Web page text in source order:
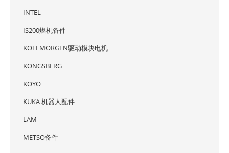
INTEL
IS200燃机备件
KOLLMORGEN驱动模块电机
KONGSBERG
KOYO
KUKA 机器人配件
LAM
METSO备件